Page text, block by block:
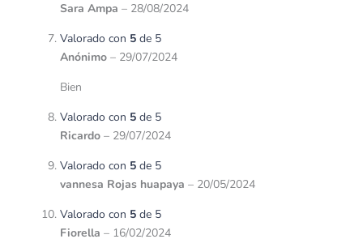
Sara Ampa – 28/08/2024
Valorado con 5 de 5
Anónimo – 29/07/2024
Bien
Valorado con 5 de 5
Ricardo – 29/07/2024
Valorado con 5 de 5
vannesa Rojas huapaya – 20/05/2024
Valorado con 5 de 5
Fiorella – 16/02/2024